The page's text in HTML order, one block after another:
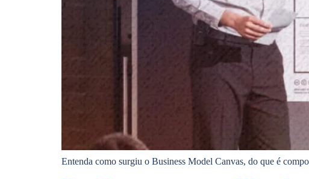
Entenda como surgiu o Business Model Canvas, do que é